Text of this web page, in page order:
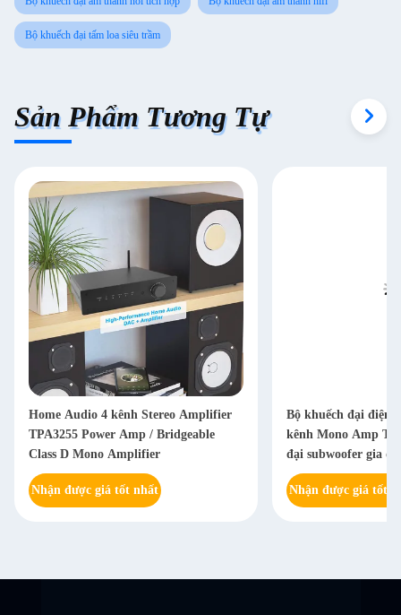
Bộ khuếch đại tấm loa siêu trầm
Sản Phẩm Tương Tự
Home Audio 4 kênh Stereo Amplifier
TPA3255 Power Amp / Bridgeable
Class D Mono Amplifier
Nhận được giá tốt nhất
Bộ khuếch đại điện
kênh Mono Amp
đại subwoofer gia
Nhận được giá tốt